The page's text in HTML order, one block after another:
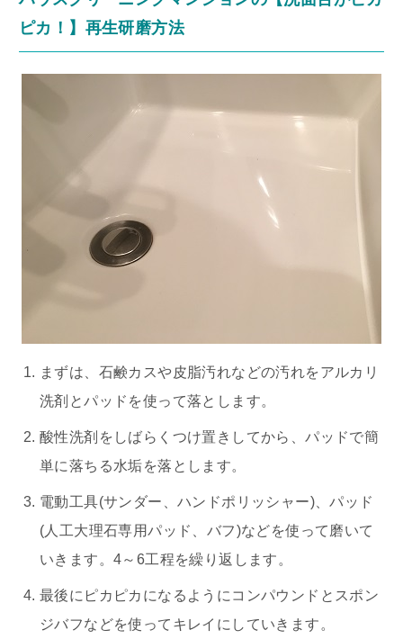
ピカ！】再生研磨方法
まずは、石鹸カスや皮脂汚れなどの汚れをアルカリ
洗剤とパッドを使って落とします。
酸性洗剤をしばらくつけ置きしてから、パッドで簡
単に落ちる水垢を落とします。
電動工具(サンダー、ハンドポリッシャー)、パッド
(人工大理石専用パッド、バフ)などを使って磨いて
いきます。4～6工程を繰り返します。
最後にピカピカになるようにコンパウンドとスポン
ジバフなどを使ってキレイにしていきます。